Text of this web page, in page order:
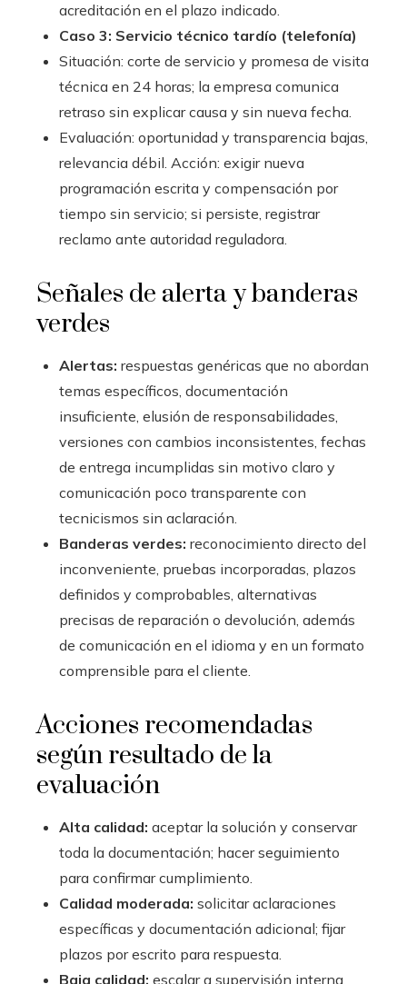
acreditación en el plazo indicado.
Caso 3: Servicio técnico tardío (telefonía)
Situación: corte de servicio y promesa de visita
técnica en 24 horas; la empresa comunica
retraso sin explicar causa y sin nueva fecha.
Evaluación: oportunidad y transparencia bajas,
relevancia débil. Acción: exigir nueva
programación escrita y compensación por
tiempo sin servicio; si persiste, registrar
reclamo ante autoridad reguladora.
Señales de alerta y banderas
verdes
Alertas: respuestas genéricas que no abordan
temas específicos, documentación
insuficiente, elusión de responsabilidades,
versiones con cambios inconsistentes, fechas
de entrega incumplidas sin motivo claro y
comunicación poco transparente con
tecnicismos sin aclaración.
Banderas verdes: reconocimiento directo del
inconveniente, pruebas incorporadas, plazos
definidos y comprobables, alternativas
precisas de reparación o devolución, además
de comunicación en el idioma y en un formato
comprensible para el cliente.
Acciones recomendadas
según resultado de la
evaluación
Alta calidad: aceptar la solución y conservar
toda la documentación; hacer seguimiento
para confirmar cumplimiento.
Calidad moderada: solicitar aclaraciones
específicas y documentación adicional; fijar
plazos por escrito para respuesta.
Baja calidad: escalar a supervisión interna,